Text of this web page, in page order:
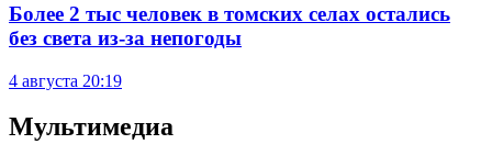
Более 2 тыс человек в томских селах остались
без света из-за непогоды
4 августа 20:19
Мультимедиа